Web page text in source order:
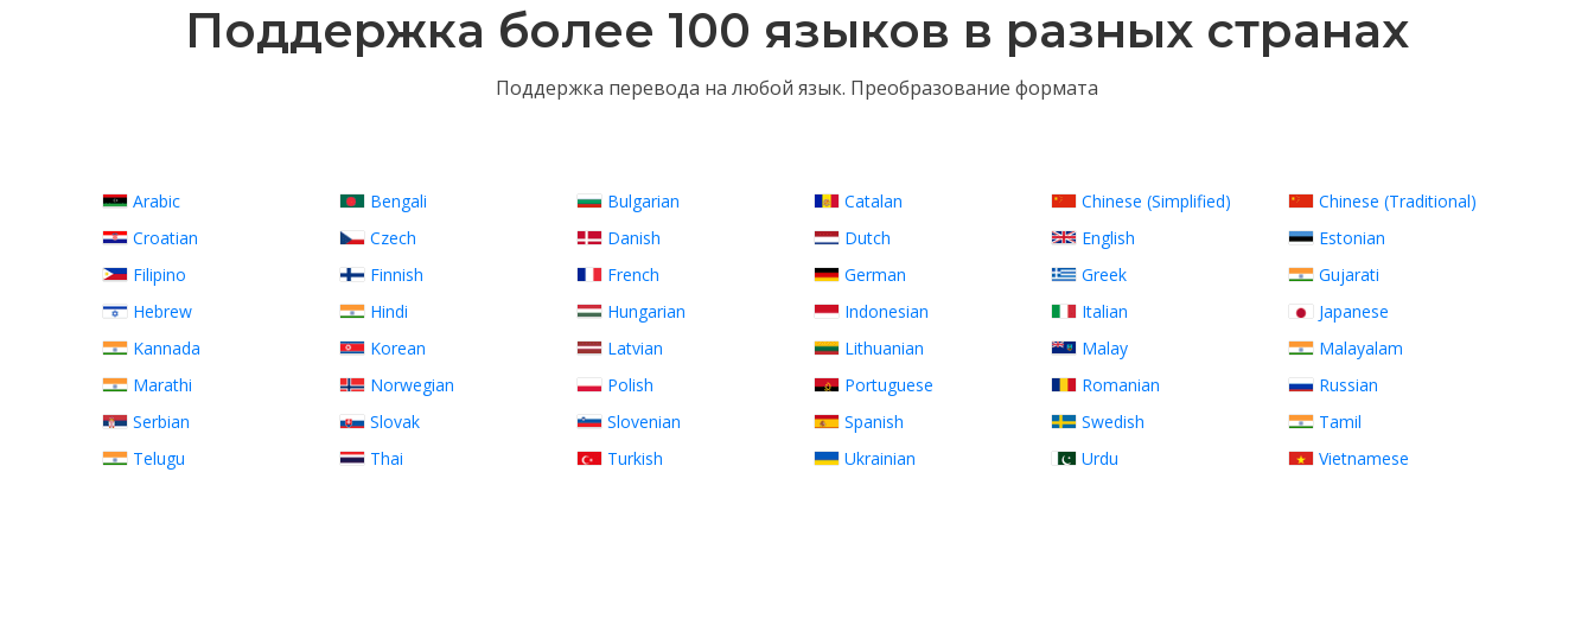
Поддержка более 100 языков в разных странах
Поддержка перевода на любой язык. Преобразование формата
Arabic Bengali Bulgarian Catalan Chinese (Simplified)
Chinese (Traditional)
Croatian
Czech Danish Dutch English
Estonian
Filipino
Finnish French German Greek
Gujarati
Hebrew
Hindi Hungarian Indonesian Italian
Japanese
Kannada
Korean Latvian Lithuanian Malay
Malayalam
Marathi
Norwegian Polish Portuguese Romanian
Russian
Serbian
Slovak Slovenian Spanish Swedish
Tamil
Telugu
Thai Turkish Ukrainian Urdu Vietnamese